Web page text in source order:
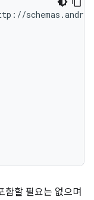
함할 필요는 없으며